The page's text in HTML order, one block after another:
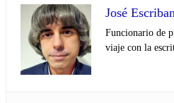
José
Funcionario de
viaje con la